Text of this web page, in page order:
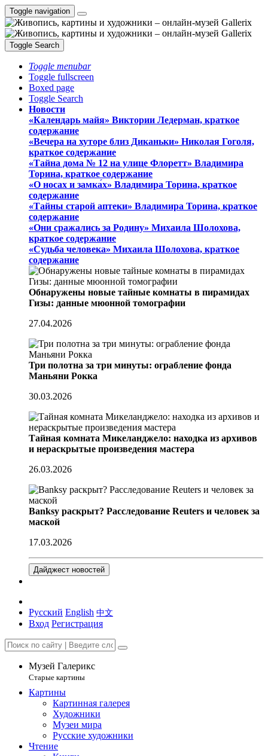
Toggle navigation
Toggle Search
Toggle menubar
Toggle fullscreen
Boxed page
Toggle Search
Новости
«Календарь майя» Виктории Ледерман, краткое
содержание
«Вечера на хуторе близ Диканьки» Николая Гоголя,
краткое содержание
«Тайна дома № 12 на улице Флоретт» Владимира
Торина, краткое содержание
«О носах и замка́х» Владимира Торина, краткое
содержание
«Тайны старой аптеки» Владимира Торина, краткое
содержание
«Они сражались за Родину» Михаила Шолохова,
краткое содержание
«Судьба человека» Михаила Шолохова, краткое
содержание
Обнаружены новые тайные комнаты в пирамидах
Гизы: данные мюонной томографии
27.04.2026
Три полотна за три минуты: ограбление фонда
Маньяни Рокка
30.03.2026
Тайная комната Микеланджело: находка из архивов
и нераскрытые произведения мастера
26.03.2026
Banksy раскрыт? Расследование Reuters и человек за
маской
17.03.2026
Дайджест новостей
Русский English 中文
Вход Регистрация
Музей Галерикс
Старые картины
Картины
Картинная галерея
Художники
Музеи мира
Русские художники
Чтение